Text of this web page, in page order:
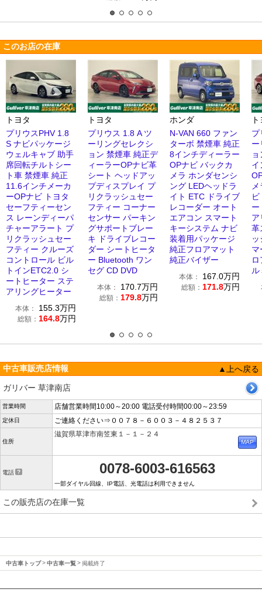
このお店の在庫
トヨタ
プリウスPHV 1.8
S ナビパッケージ
ウェルキャブ 助手
席回転チルトシー
ト車 禁煙車 純正
11.6インチメーカ
ーOPナビ トヨタ
セーフティーセン
ス レーンディーパ
チャーアラート プ
リクラッシュセー
フティー クルーズ
コントロール ビル
トインETC2.0 シ
ートヒーター ステ
アリングヒーター
本体： 155.3万円
総額： 164.8万円
トヨタ
プリウス 1.8 A ツ
ーリングセレクシ
ョン 禁煙車 純正デ
ィーラーOPナビ革
シート ヘッドアッ
プディスプレイ プ
リクラッシュセー
フティー コーナー
センサー パーキン
グサポートブレー
キ ドライブレコー
ダー シートヒータ
ー Bluetooth ワン
セグ CD DVD
本体： 170.7万円
総額： 179.8万円
ホンダ
N-VAN 660 ファン
ターボ 禁煙車 純正
8インチディーラー
OPナビ バックカ
メラ ホンダセンシ
ング LEDヘッドラ
イト ETC ドライブ
レコーダー オート
エアコン スマート
キーシステム ナビ
装着用パッケージ
純正フロアマット
純正バイザー
本体： 167.0万円
総額： 171.8万円
プ
ー
イ
ー
ア
革
マ
中古車販売店情報
▲上へ戻る
ガリバー 草津南店
営業時間 店舗営業時間10:00～20:00 電話受付時間00:00～23:59
定休日 ご連絡ください⇒００７８－６００３－４８２５３７
住所
滋賀県草津市南笠東１－１－２４
電話 0078-6003-616563
一部ダイヤル回線、IP電話、光電話は利用できません
この販売店の在庫一覧
中古車トップ 中古車一覧 掲載終了